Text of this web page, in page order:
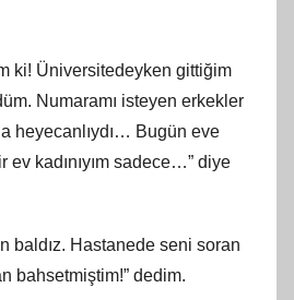
ki! Üniversitedeyken gittiğim
Numaramı isteyen erkekler
heyecanlıydı… Bugün eve
ev kadınıyım sadece…” diye
baldız. Hastanede seni soran
bahsetmiştim!” dedim.